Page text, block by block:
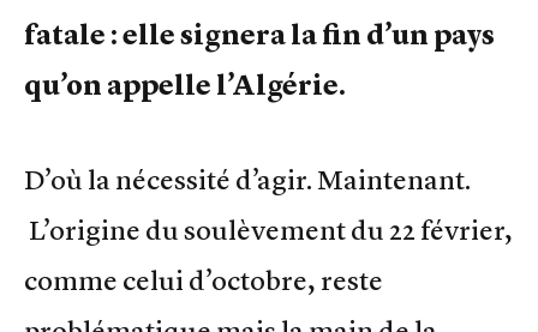
fatale : elle signera la fin d’un pays
qu’on appelle l’Algérie.
D’où la nécessité d’agir. Maintenant.
L’origine du soulèvement du 22 février,
comme celui d’octobre, reste